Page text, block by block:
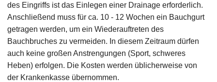
des Eingriffs ist das Einlegen einer Drainage erforderlich.
Anschließend muss für ca. 10 - 12 Wochen ein Bauchgurt
getragen werden, um ein Wiederauftreten des
Bauchbruches zu vermeiden. In diesem Zeitraum dürfen
auch keine großen Anstrengungen (Sport, schweres
Heben) erfolgen. Die Kosten werden üblicherweise von
der Krankenkasse übernommen.